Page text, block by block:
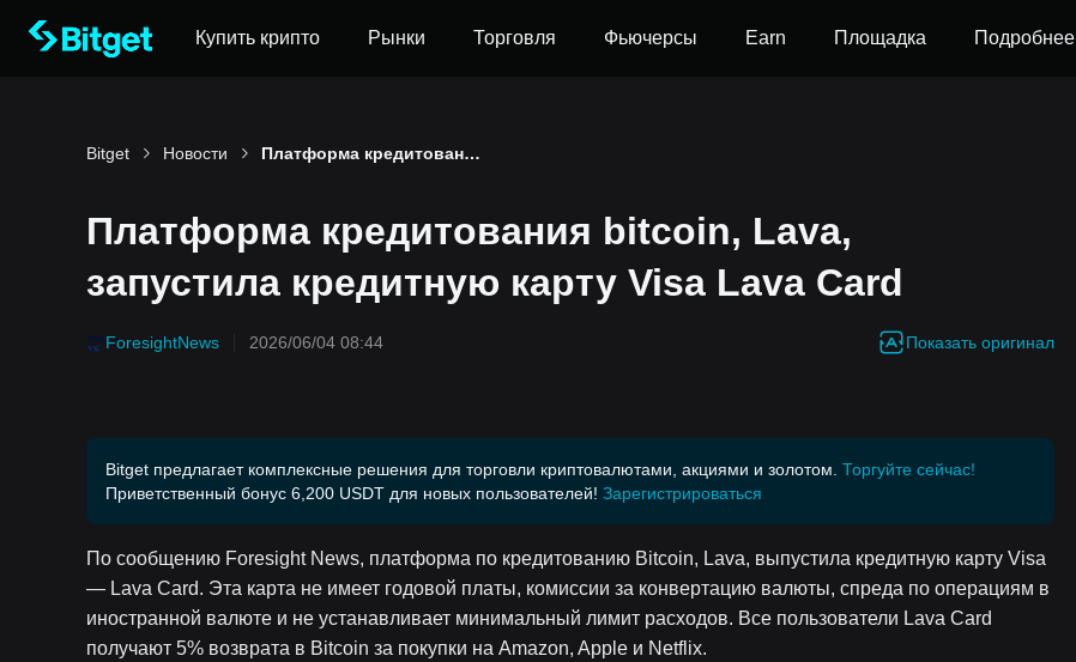
Купить крипто Рынки Торговля Фьючерсы Earn Площадка Подробнее
Bitget Новости Платформа кредитования bitcoin, Lava, запустила кредитную карту Visa Lava Card
Платформа кредитования bitcoin, Lava,
запустила кредитную карту Visa Lava Card
ForesightNews 2026/06/04 08:44 Показать оригинал
Bitget предлагает комплексные решения для торговли криптовалютами, акциями и золотом. Торгуйте сейчас!
Приветственный бонус 6,200 USDT для новых пользователей! Зарегистрироваться
По сообщению Foresight News, платформа по кредитованию Bitcoin, Lava, выпустила кредитную карту Visa
— Lava Card. Эта карта не имеет годовой платы, комиссии за конвертацию валюты, спреда по операциям в
иностранной валюте и не устанавливает минимальный лимит расходов. Все пользователи Lava Card
получают 5% возврата в Bitcoin за покупки на Amazon, Apple и Netflix.